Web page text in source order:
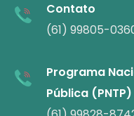
Contato
(61) 99805-
Programa
Pública (PNTP)